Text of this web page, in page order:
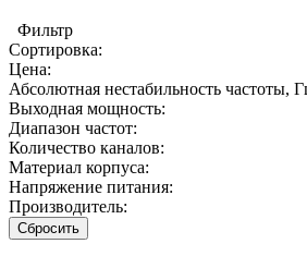
Фильтр
Сортировка:
Цена:
Абсолютная нестабильность частоты,
Выходная мощность:
Диапазон частот:
Количество каналов:
Материал корпуса:
Напряжение питания:
Производитель:
Сбросить